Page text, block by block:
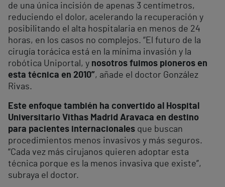
de una única incisión de apenas 3 centímetros,
reduciendo el dolor, acelerando la recuperación y
posibilitando el alta hospitalaria en menos de 24
horas, en los casos no complejos. “El futuro de la
cirugía torácica está en la mínima invasión y la
robótica Uniportal, y nosotros fuimos pioneros en
esta técnica en 2010”, añade el doctor González
Rivas.
Este enfoque también ha convertido al Hospital
Universitario Vithas Madrid Aravaca en destino
para pacientes internacionales que buscan
procedimientos menos invasivos y más seguros.
“Cada vez más cirujanos quieren adoptar esta
técnica porque es la menos invasiva que existe”,
subraya el doctor.